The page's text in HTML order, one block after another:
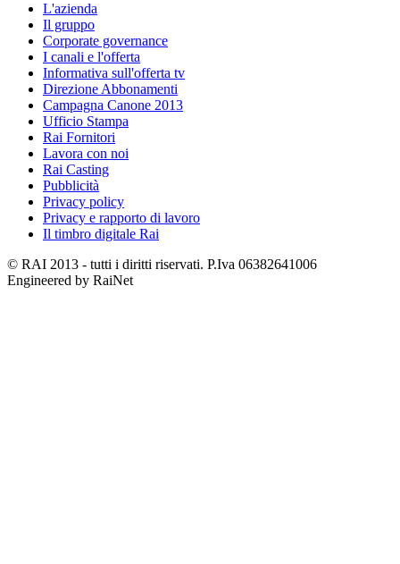
L'azienda
Il gruppo
Corporate governance
I canali e l'offerta
Informativa sull'offerta tv
Direzione Abbonamenti
Campagna Canone 2013
Ufficio Stampa
Rai Fornitori
Lavora con noi
Rai Casting
Pubblicità
Privacy policy
Privacy e rapporto di lavoro
Il timbro digitale Rai
© RAI 2013 - tutti i diritti riservati. P.Iva 06382641006
Engineered by RaiNet